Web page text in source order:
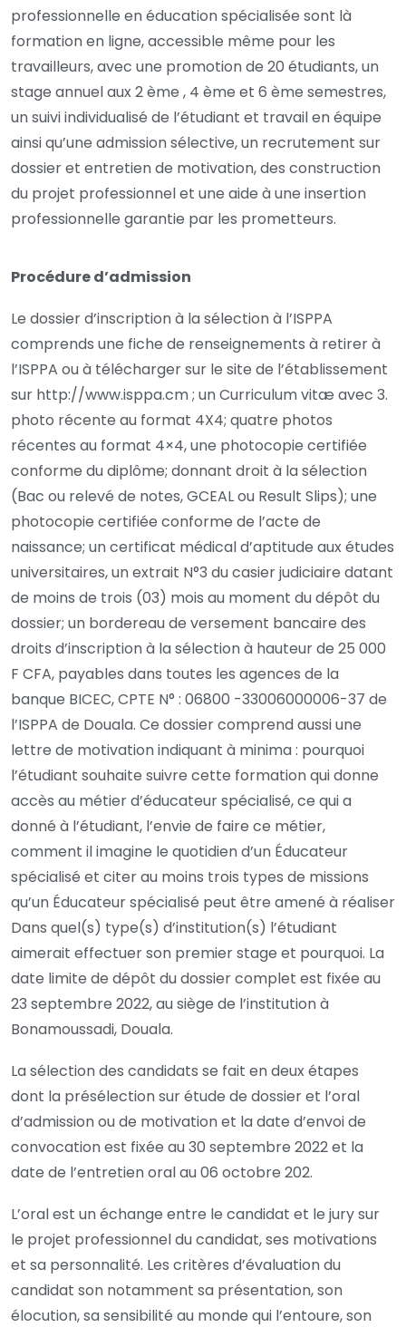
professionnelle en éducation spécialisée sont là
formation en ligne, accessible même pour les
travailleurs, avec une promotion de 20 étudiants, un
stage annuel aux 2 ème , 4 ème et 6 ème semestres,
un suivi individualisé de l’étudiant et travail en équipe
ainsi qu’une admission sélective, un recrutement sur
dossier et entretien de motivation, des construction
du projet professionnel et une aide à une insertion
professionnelle garantie par les prometteurs.
Procédure d’admission
Le dossier d’inscription à la sélection à l’ISPPA
comprends une fiche de renseignements à retirer à
l’ISPPA ou à télécharger sur le site de l’établissement
sur http://www.isppa.cm ; un Curriculum vitæ avec 3.
photo récente au format 4X4; quatre photos
récentes au format 4×4, une photocopie certifiée
conforme du diplôme; donnant droit à la sélection
(Bac ou relevé de notes, GCEAL ou Result Slips); une
photocopie certifiée conforme de l’acte de
naissance; un certificat médical d’aptitude aux études
universitaires, un extrait N°3 du casier judiciaire datant
de moins de trois (03) mois au moment du dépôt du
dossier; un bordereau de versement bancaire des
droits d’inscription à la sélection à hauteur de 25 000
F CFA, payables dans toutes les agences de la
banque BICEC, CPTE N° : 06800 -33006000006-37 de
l’ISPPA de Douala. Ce dossier comprend aussi une
lettre de motivation indiquant à minima : pourquoi
l’étudiant souhaite suivre cette formation qui donne
accès au métier d’éducateur spécialisé, ce qui a
donné à l’étudiant, l’envie de faire ce métier,
comment il imagine le quotidien d’un Éducateur
spécialisé et citer au moins trois types de missions
qu’un Éducateur spécialisé peut être amené à réaliser
Dans quel(s) type(s) d’institution(s) l’étudiant
aimerait effectuer son premier stage et pourquoi. La
date limite de dépôt du dossier complet est fixée au
23 septembre 2022, au siège de l’institution à
Bonamoussadi, Douala.
La sélection des candidats se fait en deux étapes
dont la présélection sur étude de dossier et l’oral
d’admission ou de motivation et la date d’envoi de
convocation est fixée au 30 septembre 2022 et la
date de l’entretien oral au 06 octobre 202.
L’oral est un échange entre le candidat et le jury sur
le projet professionnel du candidat, ses motivations
et sa personnalité. Les critères d’évaluation du
candidat son notamment sa présentation, son
élocution, sa sensibilité au monde qui l’entoure, son